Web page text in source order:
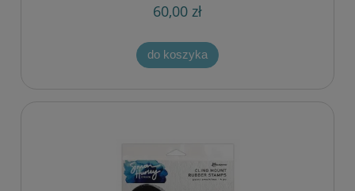
60,00 zł
do koszyka